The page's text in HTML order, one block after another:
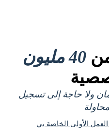
40 مليون
ولا حاجة إلى تسجيل
العمل الأولى الخاصة بي